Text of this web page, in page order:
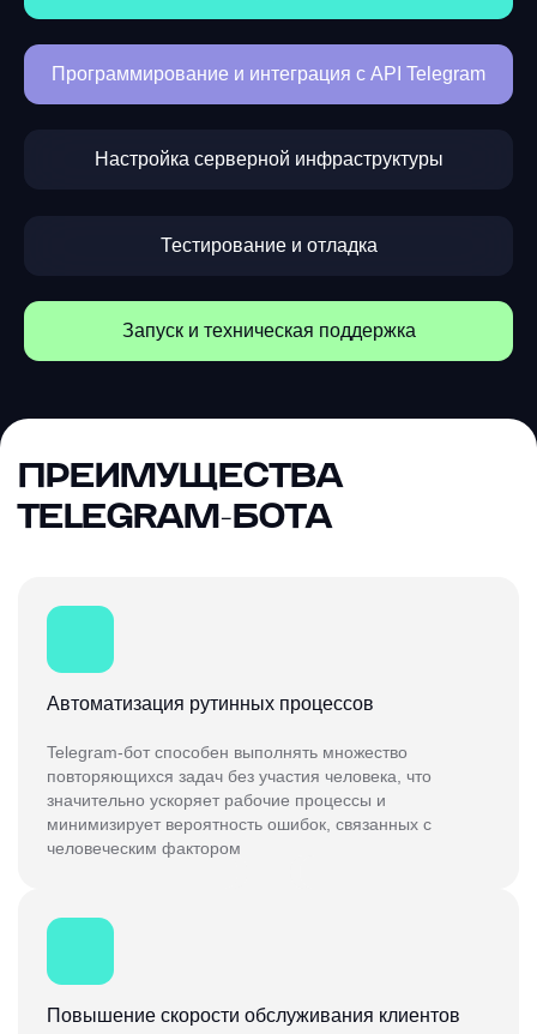
Программирование и интеграция с API Telegram
Настройка серверной инфраструктуры
Тестирование и отладка
Запуск и техническая поддержка
ПРЕИМУЩЕСТВА
TELEGRAM-БОТА
Автоматизация рутинных процессов
Telegram-бот способен выполнять множество
повторяющихся задач без участия человека, что
значительно ускоряет рабочие процессы и
минимизирует вероятность ошибок, связанных с
человеческим фактором
Повышение скорости обслуживания клиентов